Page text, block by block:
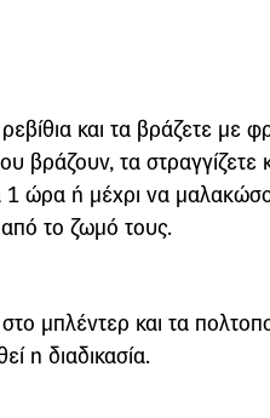
και τα βράζετε με
βράζουν, τα στραγγίζετε
1 ώρα ή μέχρι να
από το ζωμό τους.
μπλέντερ και τα
η διαδικασία.